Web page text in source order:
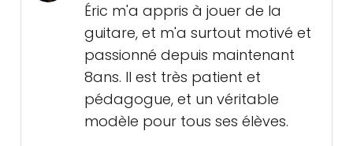
Éric m'a appris à jouer de la
guitare, et m'a surtout motivé et
passionné depuis maintenant
8ans. Il est très patient et
pédagogue, et un véritable
modèle pour tous ses élèves.